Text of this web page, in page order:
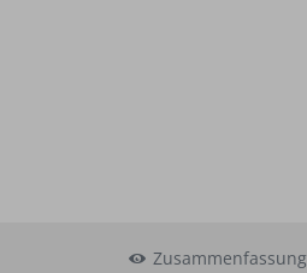
Zusammenfassung